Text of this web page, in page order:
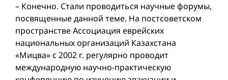
– Конечно. Стали проводиться научные форумы,
посвященные данной теме. На постсоветском
пространстве Ассоциация еврейских
национальных организаций Казахстана
«Мицва» с 2002 г. регулярно проводит
международную научно-практическую